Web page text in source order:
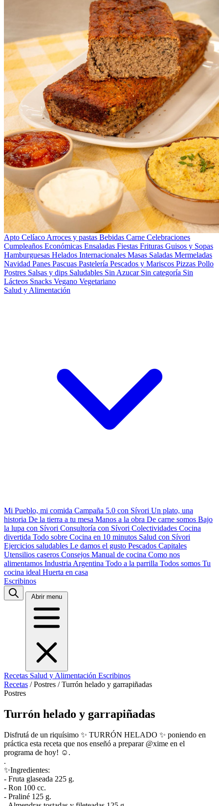
Apto Celíaco Arroces y pastas Bebidas Carne Celebraciones
Cumpleaños Económicas Ensaladas Fiestas Frituras Guisos y Sopas
Hamburguesas Helados Internacionales Masas Saladas Mermeladas
Navidad Panes Pascuas Pastelería Pescados y Mariscos Pizzas Pollo
Postres Salsas y dips Saludables Sin Azucar Sin categoría Sin
Lácteos Snacks Vegano Vegetariano
Salud y Alimentación
Mi Pueblo, mi comida Campaña 5.0 con Sívori Un plato, una
historia De la tierra a tu mesa Manos a la obra De carne somos Bajo
la lupa con Sívori Consultoría con Sívori Colectividades Cocina
divertida Todo sobre Cocina en 10 minutos Salud con Sívori
Ejercicios saludables Le damos el gusto Pescados Capitales
Utensilios caseros Consejos Manual de cocina Como nos
alimentamos Industria Argentina Todo a la parrilla Todos somos Tu
cocina ideal Huerta en casa
Escribinos
Abrir menu
Recetas Salud y Alimentación Escribinos
Recetas / Postres / Turrón helado y garrapiñadas
Postres
Turrón helado y garrapiñadas
Disfrutá de un riquísimo ✨ TURRÓN HELADO ✨ poniendo en
práctica esta receta que nos enseñó a preparar @xime en el
programa de hoy! ☺.
.
✨Ingredientes:
- Fruta glaseada 225 g.
- Ron 100 cc.
- Praliné 125 g.